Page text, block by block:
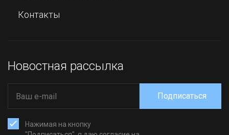
Контакты
Новостная рассылка
Нажимая на кнопку
Подписаться